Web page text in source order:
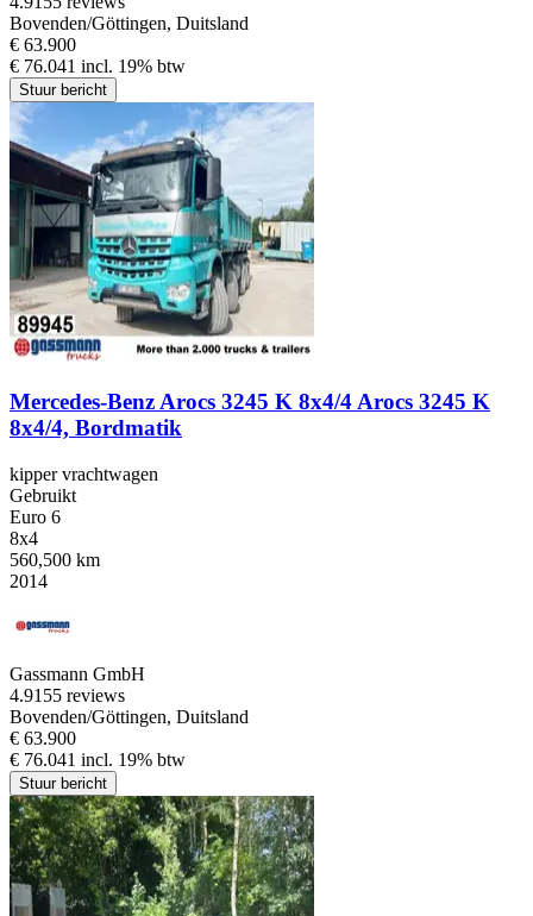
Bovenden/Göttingen, Duitsland
€ 63.900
€ 76.041 incl. 19% btw
Stuur bericht
Mercedes-Benz Arocs 3245 K 8x4/4 Arocs 3245 K
8x4/4, Bordmatik
kipper vrachtwagen
Gebruikt
Euro 6
8x4
560,500 km
2014
Gassmann GmbH
4.9155 reviews
Bovenden/Göttingen, Duitsland
€ 63.900
€ 76.041 incl. 19% btw
Stuur bericht